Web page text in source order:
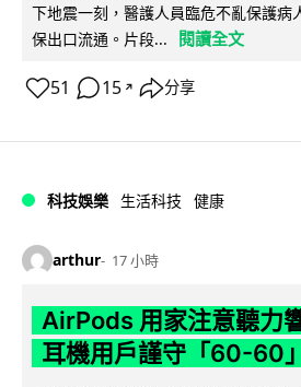
下地震一刻，醫護人員臨危不亂保護病
保出口流通。片段...
閱讀全文
51 15 ↗ 分享
科技娛樂 生活科技 健康
arthur 17 小時
AirPods 用家注意聽力
耳機用戶謹守「60-60